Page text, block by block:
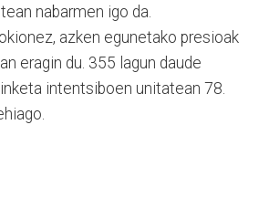
nabarmen igo da.
azken egunetako presioak
eragin du. 355 lagun daude
intentsiboen unitatean 78.